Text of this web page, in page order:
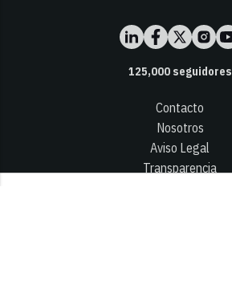
125,000seguidores
Contacto
Nosotros
Aviso Legal
Transparencia